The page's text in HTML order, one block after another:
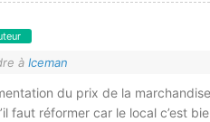
à Iceman
du prix de la
faut réformer car le local c’est